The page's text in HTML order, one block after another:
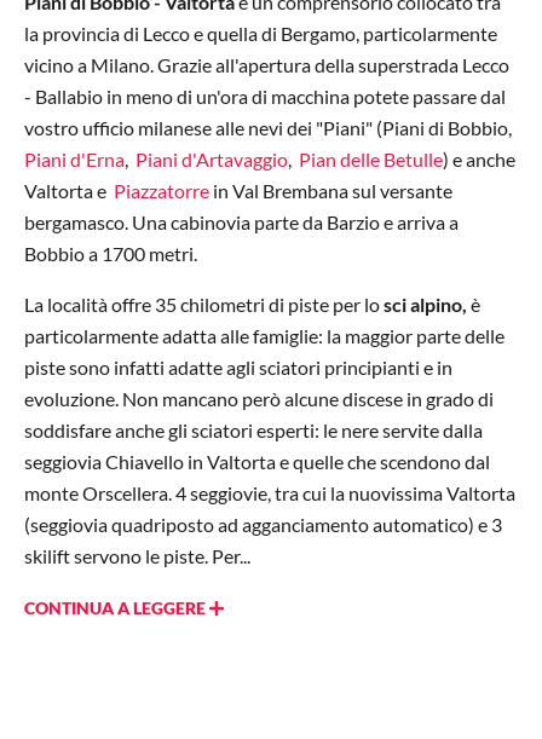
la provincia di Lecco e quella di Bergamo, particolarmente
vicino a Milano. Grazie all'apertura della superstrada Lecco
- Ballabio in meno di un'ora di macchina potete passare dal
vostro ufficio milanese alle nevi dei "Piani" (Piani di Bobbio,
Piani d'Erna, Piani d'Artavaggio, Pian delle Betulle) e anche
Valtorta e Piazzatorre in Val Brembana sul versante
bergamasco. Una cabinovia parte da Barzio e arriva a
Bobbio a 1700 metri.
La località offre 35 chilometri di piste per losci alpino, è
particolarmente adatta alle famiglie: la maggior parte delle
piste sono infatti adatte agli sciatori principianti e in
evoluzione. Non mancano però alcune discese in grado di
soddisfare anche gli sciatori esperti: le nere servite dalla
seggiovia Chiavello in Valtorta e quelle che scendono dal
monte Orscellera. 4 seggiovie, tra cui la nuovissima Valtorta
(seggiovia quadriposto ad agganciamento automatico) e 3
skilift servono le piste. Per...
CONTINUA A LEGGERE